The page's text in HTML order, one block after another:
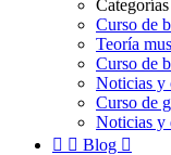
Categorías
Curso de
Teoría
Curso de
Noticias y
Curso de
Noticias y
  Blog 